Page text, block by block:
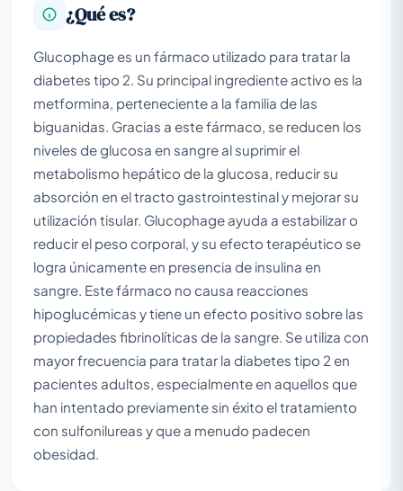
¿Qué es?
Glucophage es un fármaco utilizado para tratar la
diabetes tipo 2. Su principal ingrediente activo es la
metformina, perteneciente a la familia de las
biguanidas. Gracias a este fármaco, se reducen los
niveles de glucosa en sangre al suprimir el
metabolismo hepático de la glucosa, reducir su
absorción en el tracto gastrointestinal y mejorar su
utilización tisular. Glucophage ayuda a estabilizar o
reducir el peso corporal, y su efecto terapéutico se
logra únicamente en presencia de insulina en
sangre. Este fármaco no causa reacciones
hipoglucémicas y tiene un efecto positivo sobre las
propiedades fibrinolíticas de la sangre. Se utiliza con
mayor frecuencia para tratar la diabetes tipo 2 en
pacientes adultos, especialmente en aquellos que
han intentado previamente sin éxito el tratamiento
con sulfonilureas y que a menudo padecen
obesidad.